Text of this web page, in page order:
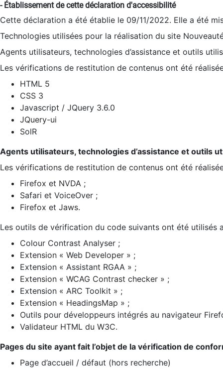
- Établissement de cette déclaration d'accessibilité
Cette déclaration a été établie le 09/11/2022. Elle a été
Technologies utilisées pour la réalisation du site
Agents utilisateurs, technologies d’assistance et outils
Les vérifications de restitution de contenus ont été
HTML 5
CSS 3
Javascript / JQuery 3.6.0
JQuery-ui
SolR
Agents utilisateurs, technologies d’assistance et outils
Les vérifications de restitution de contenus ont été
Firefox et NVDA ;
Safari et VoiceOver ;
Firefox et Jaws.
Les outils de vérification du code suivants ont été utilisés
Colour Contrast Analyser ;
Extension « Web Developer » ;
Extension « Assistant RGAA » ;
Extension « WCAG Contrast checker » ;
Extension « ARC Toolkit » ;
Extension « HeadingsMap » ;
Outils pour développeurs intégrés au navigateur
Validateur HTML du W3C.
Pages du site ayant fait l’objet de la vérification de
Page d’accueil / défaut (hors recherche)